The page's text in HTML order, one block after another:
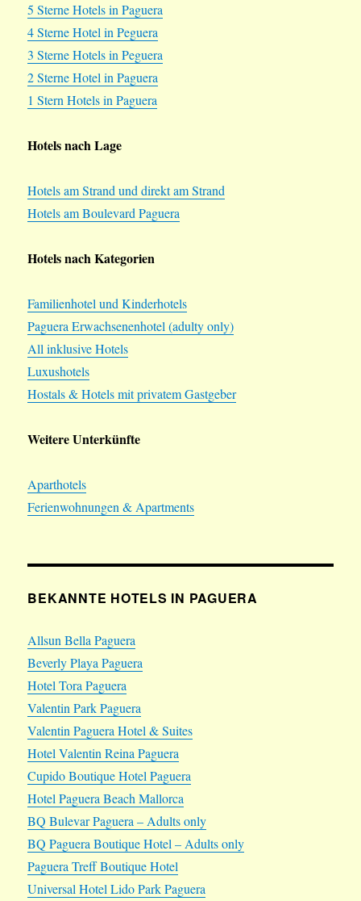
5 Sterne Hotels in Paguera
4 Sterne Hotel in Peguera
3 Sterne Hotels in Peguera
2 Sterne Hotel in Paguera
1 Stern Hotels in Paguera
Hotels nach Lage
Hotels am Strand und direkt am Strand
Hotels am Boulevard Paguera
Hotels nach Kategorien
Familienhotel und Kinderhotels
Paguera Erwachsenenhotel (adulty only)
All inklusive Hotels
Luxushotels
Hostals & Hotels mit privatem Gastgeber
Weitere Unterkünfte
Aparthotels
Ferienwohnungen & Apartments
BEKANNTE HOTELS IN PAGUERA
Allsun Bella Paguera
Beverly Playa Paguera
Hotel Tora Paguera
Valentin Park Paguera
Valentin Paguera Hotel & Suites
Hotel Valentin Reina Paguera
Cupido Boutique Hotel Paguera
Hotel Paguera Beach Mallorca
BQ Bulevar Paguera – Adults only
BQ Paguera Boutique Hotel – Adults only
Paguera Treff Boutique Hotel
Universal Hotel Lido Park Paguera